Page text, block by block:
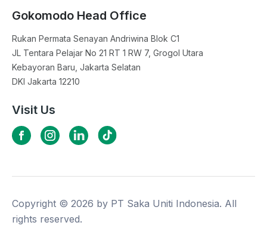
Gokomodo Head Office
Rukan Permata Senayan Andriwina Blok C1
JL Tentara Pelajar No 21 RT 1 RW 7, Grogol Utara
Kebayoran Baru, Jakarta Selatan
DKI Jakarta 12210
Visit Us
Copyright © 2026 by PT Saka Uniti Indonesia. All
rights reserved.